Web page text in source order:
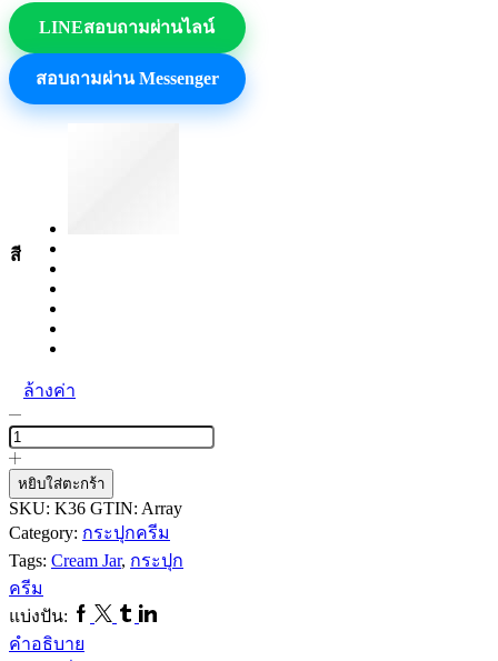
LINEสอบถามผ่านไลน์
สอบถามผ่าน Messenger
สี
ล้างค่า
จำนวน
กระปุก
ครีม
K36
หยิบใส่ตะกร้า
SKU: K36 GTIN: Array
Category: กระปุกครีม
Tags: Cream Jar, กระปุก
ครีม
แบ่งปัน: Facebook
Twitter
TumblrLinkedin
คำอธิบาย